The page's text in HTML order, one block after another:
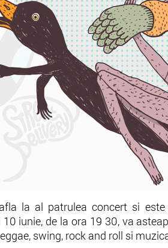
la al patrulea concert si
10 iunie, de la ora 19 30, va
swing, rock and roll si